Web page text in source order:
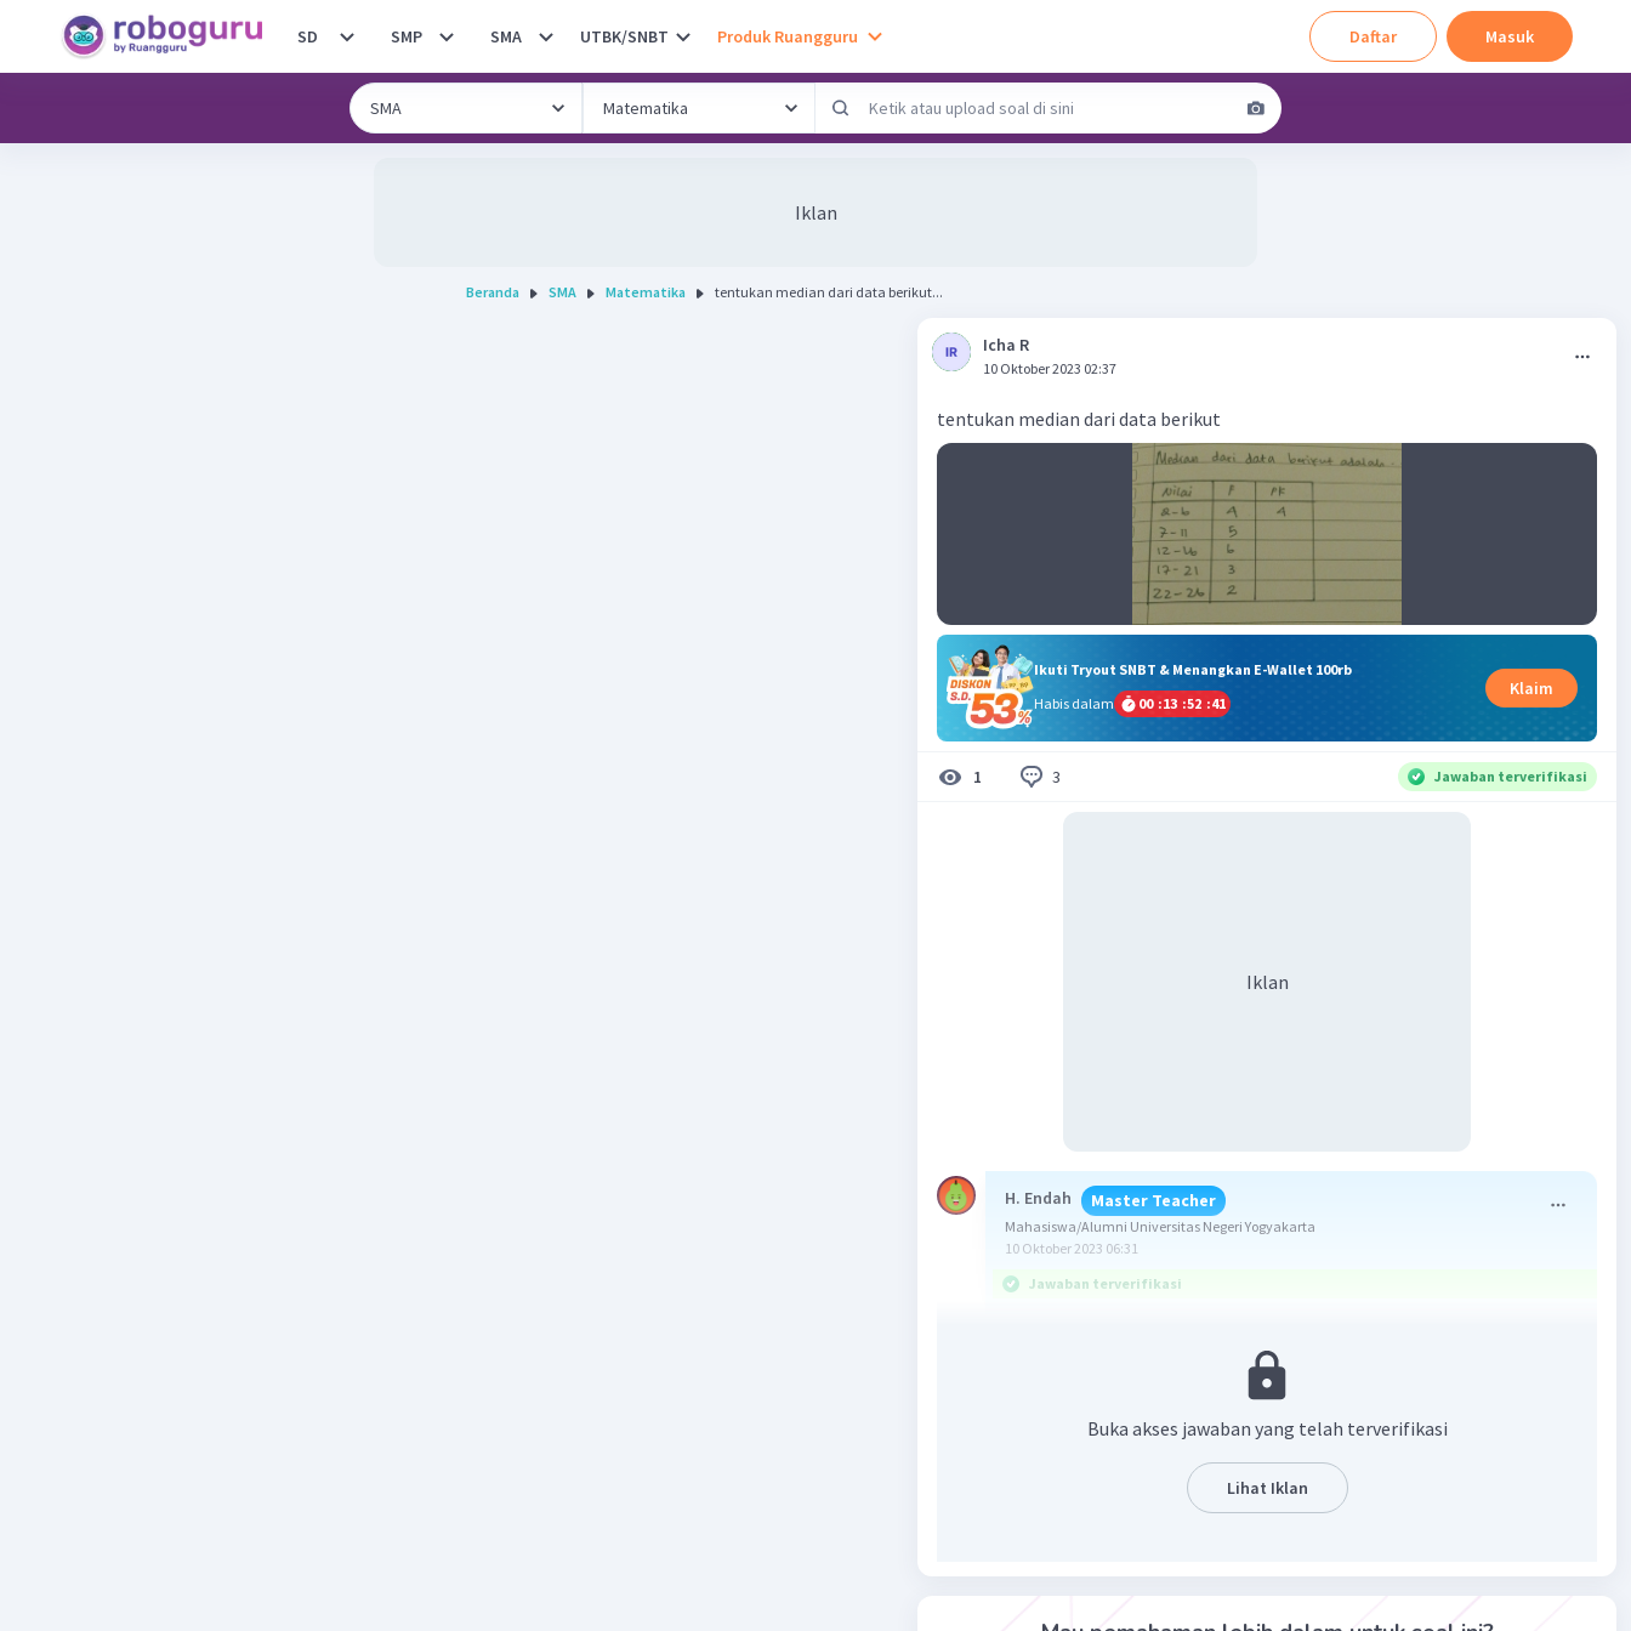
SD SMP SMA UTBK/SNBT Produk Ruangguru Daftar Masuk
Iklan
Beranda SMA Matematika tentukan median dari data berikut...
Icha R
10 Oktober 2023 02:37
tentukan median dari data berikut
Ikuti Tryout SNBT & Menangkan E-Wallet 100rb
Habis dalam
00 :13 :52 :41
Klaim
1 3 Jawaban terverifikasi
Iklan
H. Endah Master Teacher
Mahasiswa/Alumni Universitas Negeri Yogyakarta
10 Oktober 2023 06:31
Jawaban terverifikasi
Me = Tb + (((1/2)n - fk)/fm) · p
Buka akses jawaban yang telah terverifikasi
Lihat Iklan